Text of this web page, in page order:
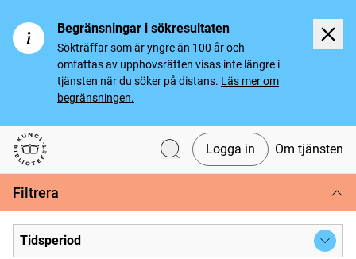
Begränsningar i sökresultaten
Sökträffar som är yngre än 100 år och
omfattas av upphovsrätten visas inte längre i
tjänsten när du söker på distans. Läs mer om
begränsningen.
Svenska tidningar
Logga in Om tjänsten
Filtrera
Tidsperiod